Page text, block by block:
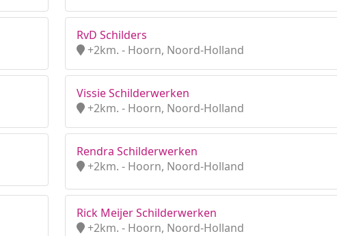
RvD Schilders
+2km. - Hoorn, Noord-Holland
Vissie Schilderwerken
+2km. - Hoorn, Noord-Holland
Rendra Schilderwerken
+2km. - Hoorn, Noord-Holland
Rick Meijer Schilderwerken
+2km. - Hoorn, Noord-Holland